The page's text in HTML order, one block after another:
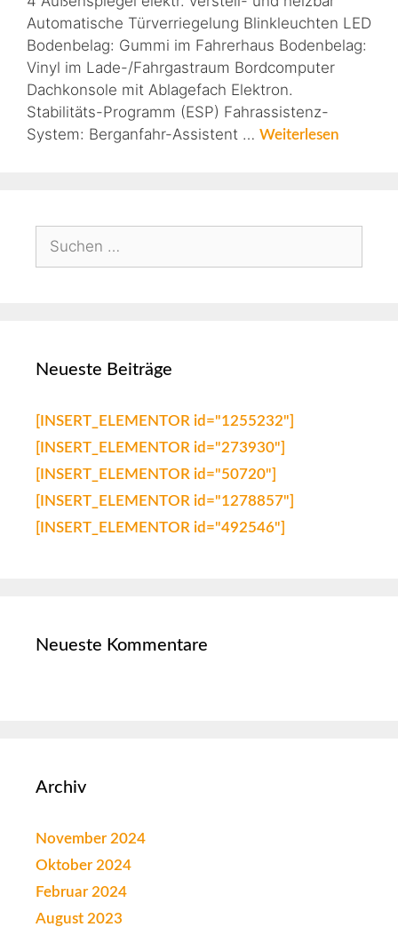
Automatische Türverriegelung Blinkleuchten LED
Bodenbelag: Gummi im Fahrerhaus Bodenbelag:
Vinyl im Lade-/Fahrgastraum Bordcomputer
Dachkonsole mit Ablagefach Elektron.
Stabilitäts-Programm (ESP) Fahrassistenz-
System: Berganfahr-Assistent … Weiterlesen
Neueste Beiträge
[INSERT_ELEMENTOR id="1255232"]
[INSERT_ELEMENTOR id="273930"]
[INSERT_ELEMENTOR id="50720"]
[INSERT_ELEMENTOR id="1278857"]
[INSERT_ELEMENTOR id="492546"]
Neueste Kommentare
Archiv
November 2024
Oktober 2024
Februar 2024
August 2023